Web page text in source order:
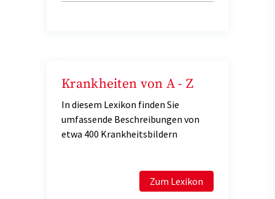
Krankheiten von A - Z
In diesem Lexikon finden Sie
umfassende Beschreibungen von
etwa 400 Krankheitsbildern
Zum Lexikon